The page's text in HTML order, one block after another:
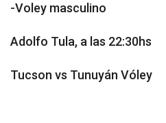
-Voley masculino
Adolfo Tula, a las 22:30hs
Tucson vs Tunuyán Vóley